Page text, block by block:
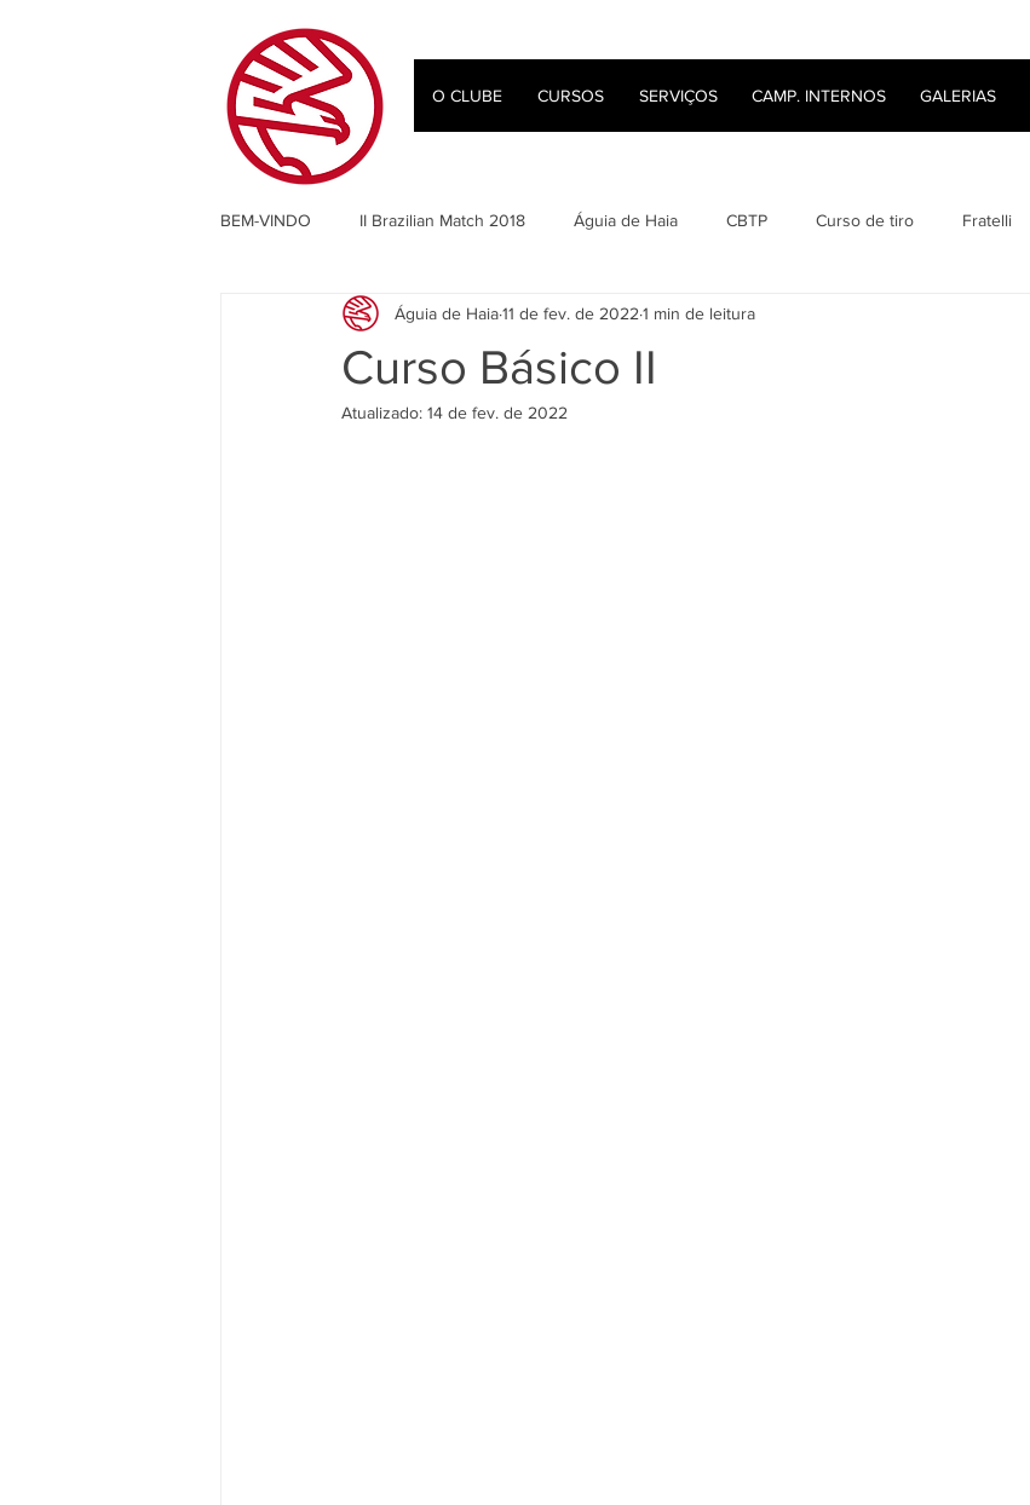
O CLUBE CURSOS SERVIÇOS CAMP. INTERNOS GALERIAS
BEM-VINDO II Brazilian Match 2018 Águia de Haia CBTP Curso de tiro Fratelli
Jaime Saldanha Jr Lyon Bullets Roberto Saldanha
Curso Básico II
Águia de Haia11 de fev. de 2022 1 min de leitura
Atualizado: 14 de fev. de 2022